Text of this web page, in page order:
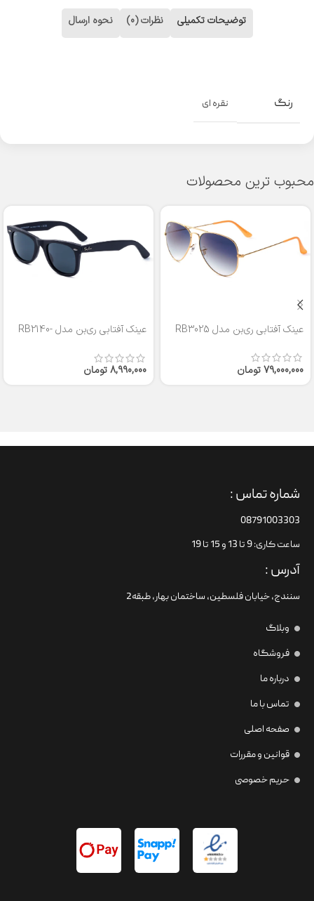
توضیحات تکمیلی نظرات (0) نحوه ارسال
رنگ نقره ای
محبوب ترین محصولات
عینک آفتابی ری‌بن مدل RB3025
79,000,000تومان
عینک آفتابی ری‌بن مدل RB2140-
8,990,000تومان
شماره تماس :
08791003303
ساعت کاری: 9 تا 13 و 15 تا 19
آدرس :
سنندج، خیابان فلسطین،‌ ساختمان بهار، طبقه2
وبلاگ
فروشگاه
درباره ما
تماس با ما
صفحه اصلی
قوانین و مقررات
حریم خصوصی